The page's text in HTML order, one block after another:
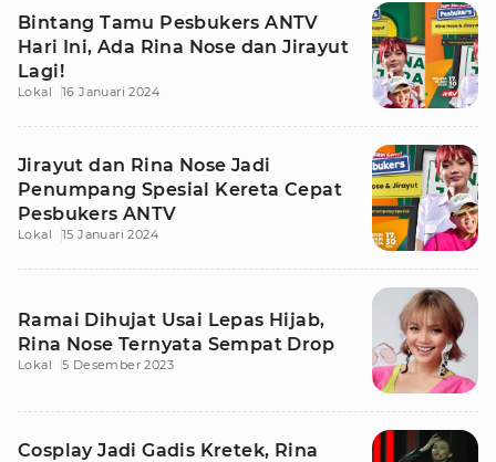
Bintang Tamu Pesbukers ANTV
Hari Ini, Ada Rina Nose dan Jirayut
Lagi!
Lokal 16 Januari 2024
Jirayut dan Rina Nose Jadi
Penumpang Spesial Kereta Cepat
Pesbukers ANTV
Lokal 15 Januari 2024
Ramai Dihujat Usai Lepas Hijab,
Rina Nose Ternyata Sempat Drop
Lokal 5 Desember 2023
Cosplay Jadi Gadis Kretek, Rina